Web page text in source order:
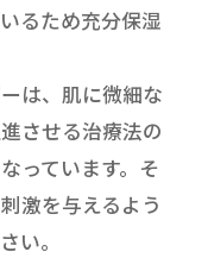
るため充分保湿
は、肌に微細な
させる治療法の
っています。そ
激を与えるよう
い。